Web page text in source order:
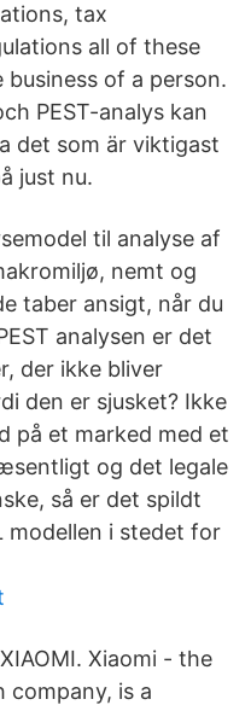
tax
all of these
of a person.
PEST-analys kan
det som är viktigast
just nu.
til analyse af
nemt og
taber ansigt, når du
analysen er det
der ikke bliver
den er sjusket? Ikke
på et marked med et
og det legale
så er det spildt
modellen i stedet for
Xiaomi - the
is a